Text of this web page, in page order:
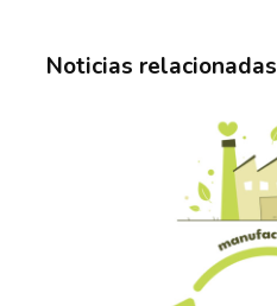
Noticias relacionadas